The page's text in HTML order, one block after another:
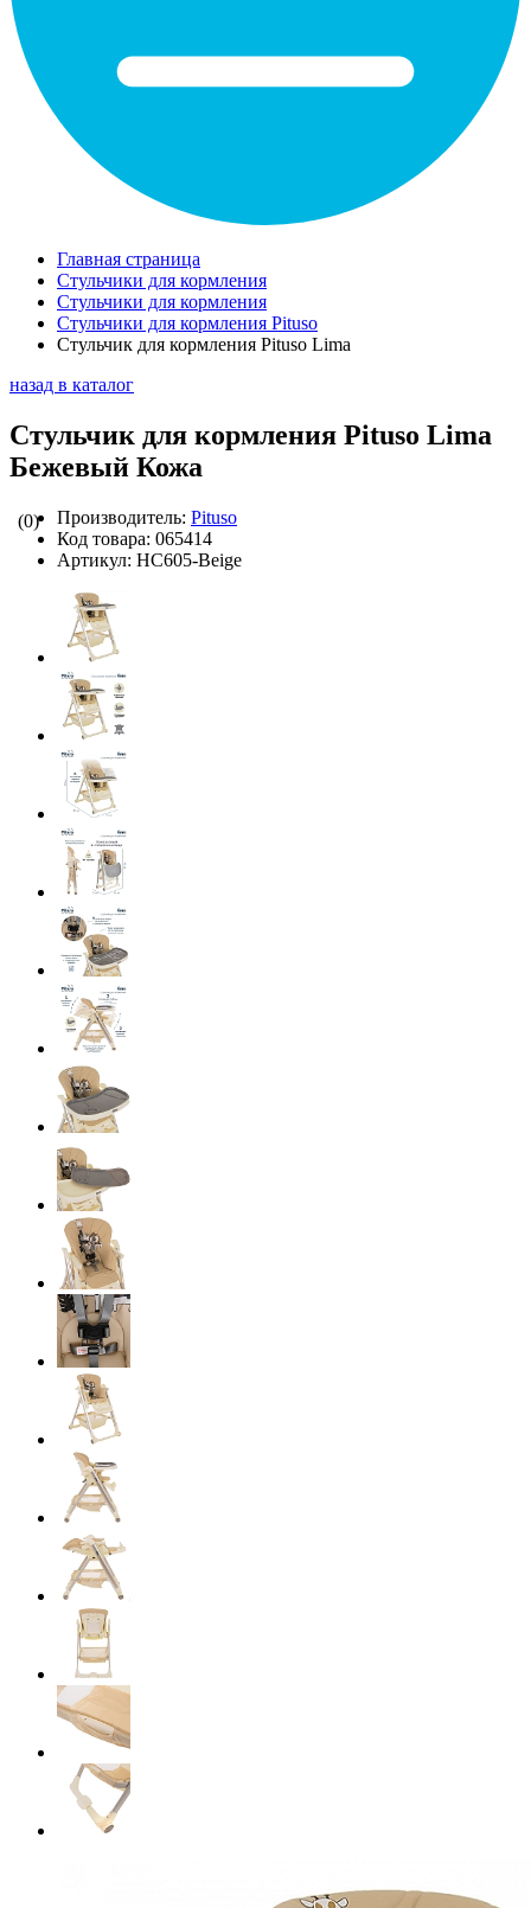
Главная страница
Стульчики для кормления
Стульчики для кормления
Стульчики для кормления Pituso
Стульчик для кормления Pituso Lima
назад в каталог
Стульчик для кормления Pituso Lima
Бежевый Кожа
(0) Производитель: Pituso
Код товара: 065414
Артикул: HC605-Beige